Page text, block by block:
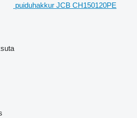
puiduhakkur JCB CH150120PE